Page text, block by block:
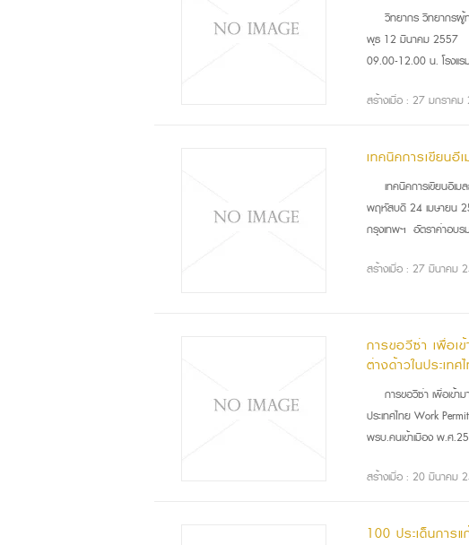
วิทยากร วิทยากรผู้
พุธ 12 มีนาคม
09.00-12.00 น. โรงแร
สร้างเมื่อ : 27 มกราค
เทคนิคการเขียน
เทคนิคการเขียนอีเ
พฤหัสบดี 24 เมษายน
กรุงเทพฯ อัตราค่าอบร
สร้างเมื่อ : 27 มีนาคม
การขอวีซ่า เพื่อเ
ต่างด้าวในประเ
การขอวีซ่า เพื่อเข้
ประเทศไทย Work
พรบ.คนเข้าเมือง พ.ศ
สร้างเมื่อ : 20 มีนาคม
100 ประเด็นการ